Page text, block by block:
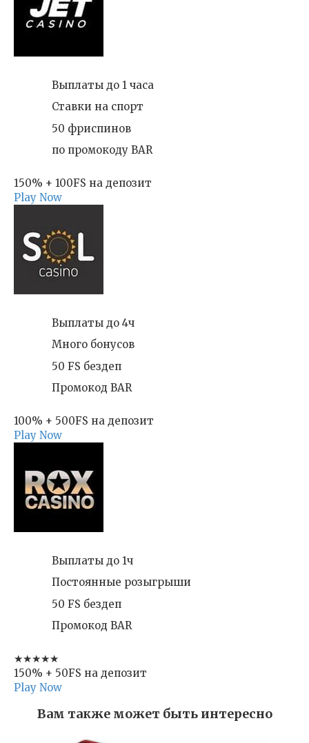
Выплаты до 1 часа
Ставки на спорт
50 фриспинов
по промокоду BAR
150% + 100FS на депозит
Play Now
Выплаты до 4ч
Много бонусов
50 FS бездеп
Промокод BAR
100% + 500FS на депозит
Play Now
Выплаты до 1ч
Постоянные розыгрыши
50 FS бездеп
Промокод BAR
★★★★★
150% + 50FS на депозит
Play Now
Вам также может быть интересно